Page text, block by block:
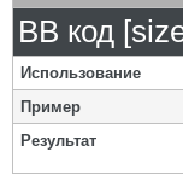
BB код
Использование
Пример
Результат